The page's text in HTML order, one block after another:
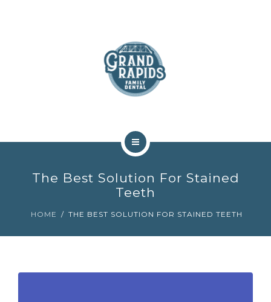
ABOUT
COMMUNITY
The Best Solution For Stained
Teeth
HOME THE BEST SOLUTION FOR STAINED TEETH